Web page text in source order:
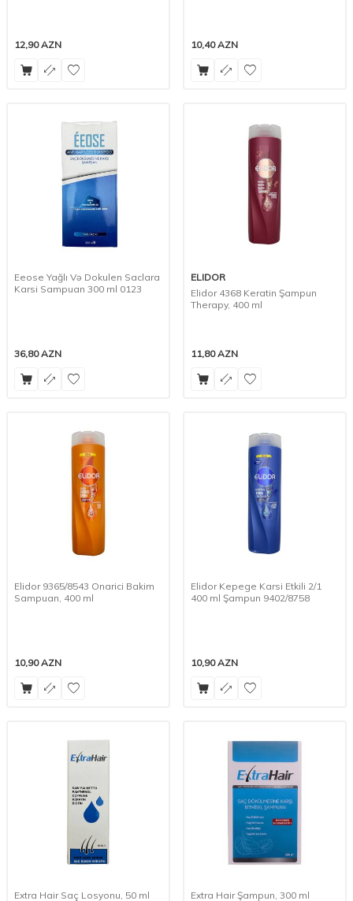
12,90AZN 10,40AZN
Eeose Yağlı Və Dokulen Saclara
Karsi Sampuan 300 ml 0123
36,80AZN
ELIDOR
Elidor 4368 Keratin Şampun
Therapy, 400 ml
11,80AZN
Elidor 9365/8543 Onarici Bakim
Sampuan, 400 ml
10,90AZN
Elidor Kepege Karsi Etkili 2/1
400 ml Şampun 9402/8758
10,90AZN
Extra Hair Saç Losyonu, 50 ml Extra Hair Şampun, 300 ml